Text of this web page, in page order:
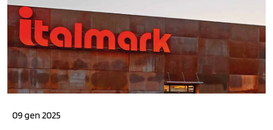
09 gen 2025